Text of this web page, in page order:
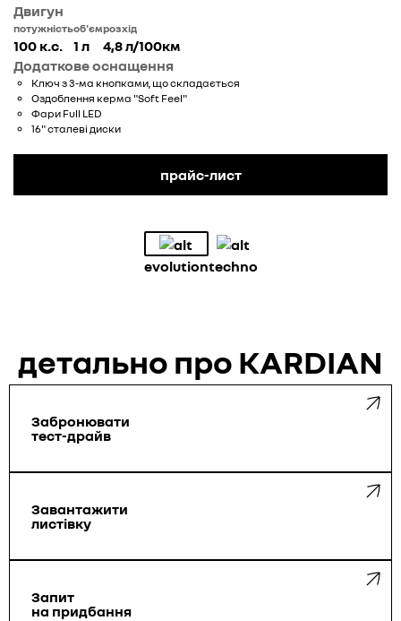
Двигун
потужність
100 к.с.
об'єм
1 л
розхід
4,8 л/100км
Додаткове оснащення
Ключ з 3-ма кнопками, що складається
Оздоблення керма "Soft Feel"
Фари Full LED
16" сталеві диски
прайс-лист
evolutiontechno
детально про KARDIAN
Забронювати
тест-драйв
Завантажити
листівку
Запит
на придбання